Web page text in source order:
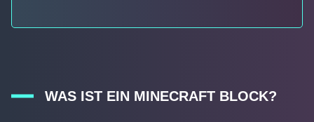
WAS IST EIN MINECRAFT BLOCK?